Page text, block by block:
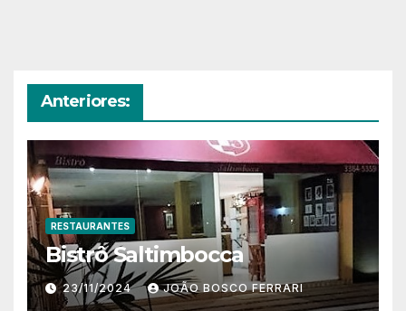
Anteriores:
RESTAURANTES
Bistrô Saltimbocca
23/11/2024 JOÃO BOSCO FERRARI